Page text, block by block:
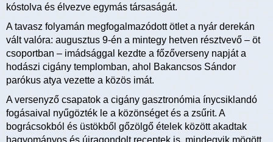
kóstolva és élvezve egymás társaságát.
A tavasz folyamán megfogalmazódott ötlet a nyár derekán
vált valóra: augusztus 9-én a mintegy hetven résztvevő – öt
csoportban – imádsággal kezdte a főzőverseny napját a
hodászi cigány templomban, ahol Bakancsos Sándor
parókus atya vezette a közös imát.
A versenyző csapatok a cigány gasztronómia ínycsiklandó
fogásaival nyűgözték le a közönséget és a zsűrit. A
bográcsokból és üstökből gőzölgő ételek között akadtak